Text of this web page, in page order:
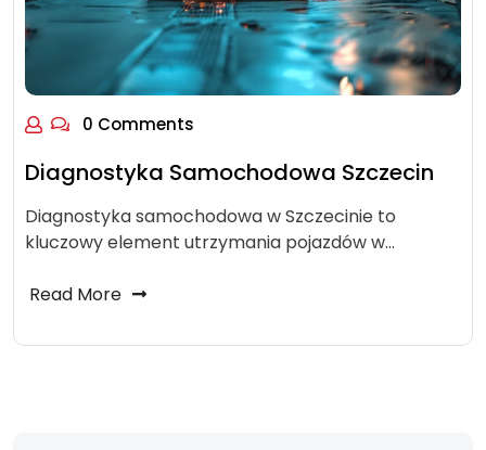
0 Comments
Diagnostyka Samochodowa Szczecin
Diagnostyka samochodowa w Szczecinie to
kluczowy element utrzymania pojazdów w…
Read More